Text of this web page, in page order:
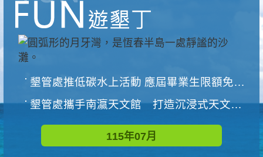
墾管處推低碳水上活動 應屆畢業生限額免費參加
墾管處攜手南瀛天文館 打造沉浸式天文探索營隊
115年07月